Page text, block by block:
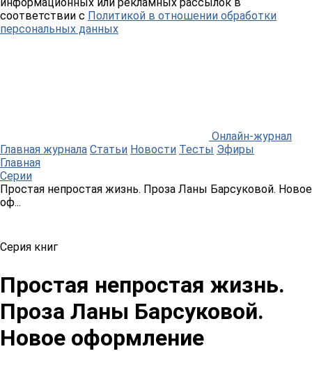
соответствии с Политикой в отношении обработки
персональных данных
Онлайн-журнал
Главная журнала Статьи Новости Тесты Эфиры
Главная
Серии
Простая непростая жизнь. Проза Ланы Барсуковой. Новое
оф...
Серия книг
Простая непростая жизнь.
Проза Ланы Барсуковой.
Новое оформление